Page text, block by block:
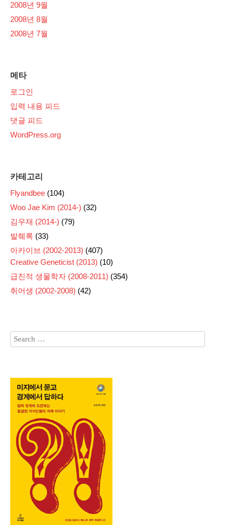
2008년 9월
2008년 8월
2008년 7월
메타
로그인
입력 내용 피드
댓글 피드
WordPress.org
카테고리
Flyandbee (104)
Woo Jae Kim (2014-) (32)
김우재 (2014-) (79)
발췌록 (33)
아카이브 (2002-2013) (407)
Creative Geneticist (2013) (10)
급진적 생물학자 (2008-2011) (354)
취어생 (2002-2008) (42)